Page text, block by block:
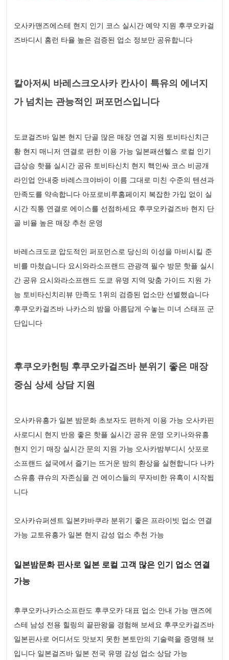
오사카맨즈에스테 현지 인기 코스 실시간 예약 지원 후쿠오카걸
즈바디시 홈런 타율 높은 검증된 업소 정보만 공유합니다
칼아저씨 바레스크오사카 칸사이 특유의 에너지
가 넘치는 관능적인 퍼포먼스입니다
도쿄걸즈바 일본 현지 단골 많은 매장 연결 지원 토비타신치근
황 현지 매니저 연결로 편한 이용 가능 일본패션헬스 로컬 인기
급상승 핫플 실시간 공유 토비타신치 현지 핵인싸 코스 비공개
라인업 안내중 바레스크야바이 이름 그대로 미친 수준의 텐션과
만족도를 약속합니다 아포로비루홈페이지 복잡한 가입 없이 실
시간 직통 연결로 에이스를 선점하세요 후쿠오카걸즈바 현지 단
골 비율 높은 매장 추천 운영
바레스크도쿄 압도적인 퍼포먼스로 당신의 이성을 마비시킬 준
비를 마쳤습니다 요시와라소프랜드 관광객 필수 방문 핫플 실시
간 공유 요시와라소프랜드 도쿄 유명 지역 맞춤 가이드 지원 가
능 토비타신치리뷰 만족도 1위의 검증된 업소만 선별했습니다
후쿠오카걸즈바 나카스의 밤을 아름답게 수놓는 미녀 스태프 군
단입니다
후쿠오카헌팅 후쿠오카걸즈바 분위기 좋은 매장
중심 상세 상담 지원
오사카유흥가 일본 밤문화 초보자도 편하게 이용 가능 오사카핀
사로디시 현지 반응 좋은 핫플 실시간 공유 운영 오키나와유흥
현지 인기 매장 실시간 문의 지원 가능 오사카밤부디시 삿포로
소프랜드 설국에서 즐기는 뜨거운 밤의 환상을 실현합니다 나카
스유흥 큐슈의 자존심을 건 에이스들의 무자비한 유혹이 시작됩
니다
오사카슈퍼센트 일본캬바쿠라 분위기 좋은 프라이빗 업소 연결
가능 교토유흥가 일본 현지 감성 업소 추천 가능
일본밤문화 핀사로 일본 로컬 고객 많은 인기 업소 연결
가능
후쿠오카나카스소프란도 후쿠오카 대표 업소 안내 가능 맨즈에
스테 남성 전용 힐링의 끝판왕을 경험해 보세요 후쿠오카걸즈바
일본핀사로 어디서도 맛보지 못한 본토만의 기술력을 증명해 보
입니다 일본걸즈바 일본 전국 유명 감성 업소 상담 가능